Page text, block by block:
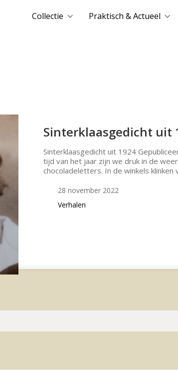
Collectie Praktisch & Actueel
Sinterklaasgedicht uit
Sinterklaasgedicht uit 1924
tijd van het jaar zijn we druk in de
chocoladeletters. In de winkels klinken
28 november 2022
Verhalen